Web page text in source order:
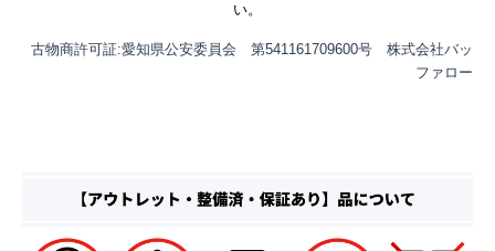
い。
古物商許可証:愛知県公安委員会 第541161709600号 株式会社バッ
ファロー